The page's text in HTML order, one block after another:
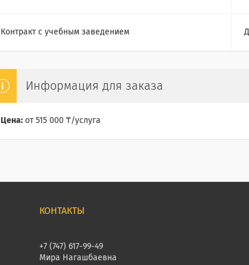
Контракт с учебным заведением
Информация для заказа
Цена: от 515 000 ₸/услуга
+7 (747) 617-99-49
Мира Нагашбаевна